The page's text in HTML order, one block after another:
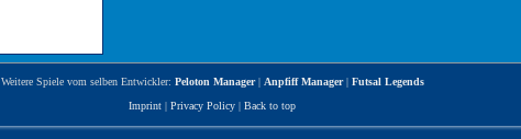
Weitere Spiele vom selben Entwickler: Peloton Manager| Anpfiff Manager| Futsal Legends
Imprint | Privacy Policy | Back to top